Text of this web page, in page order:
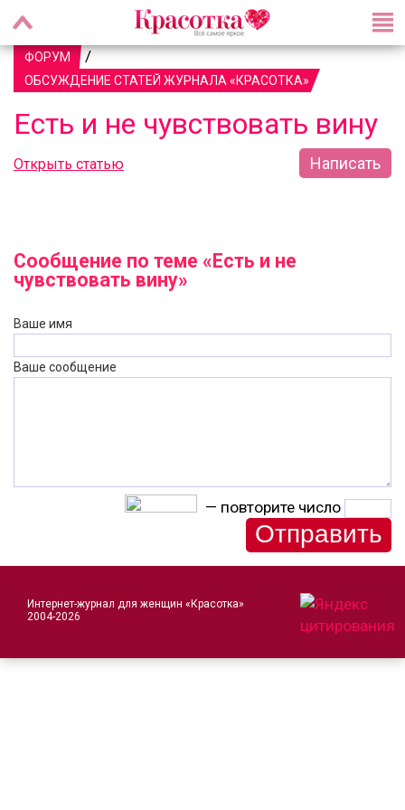
ФОРУМ /
ОБСУЖДЕНИЕ СТАТЕЙ ЖУРНАЛА «КРАСОТКА»
Есть и не чувствовать вину
Открыть статью Написать
Сообщение по теме «Есть и не
чувствовать вину»
Ваше имя
Ваше сообщение
— повторите число
Интернет-журнал для женщин «Красотка»
2004-2026